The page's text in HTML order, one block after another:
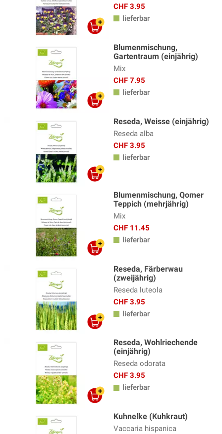
CHF 3.95
lieferbar
Blumenmischung,
Gartentraum (einjährig)
Mix
CHF 7.95
lieferbar
Reseda, Weisse (einjährig)
Reseda alba
CHF 3.95
lieferbar
Blumenmischung, Qomer
Teppich (mehrjährig)
Mix
CHF 11.45
lieferbar
Reseda, Färberwau
(zweijährig)
Reseda luteola
CHF 3.95
lieferbar
Reseda, Wohlriechende
(einjährig)
Reseda odorata
CHF 3.95
lieferbar
Kuhnelke (Kuhkraut)
Vaccaria hispanica